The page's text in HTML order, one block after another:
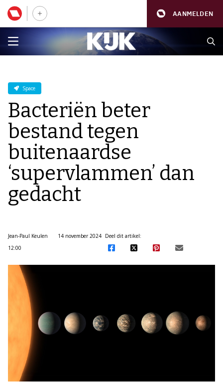
AANMELDEN
Space
Bacteriën beter
bestand tegen
buitenaardse
‘supervlammen’ dan
gedacht
Jean-Paul Keulen
14 november 2024
12:00
Deel dit artikel: